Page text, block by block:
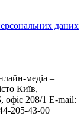
даних
медіа –
Київ,
208/1 E-mail:
205-43-00